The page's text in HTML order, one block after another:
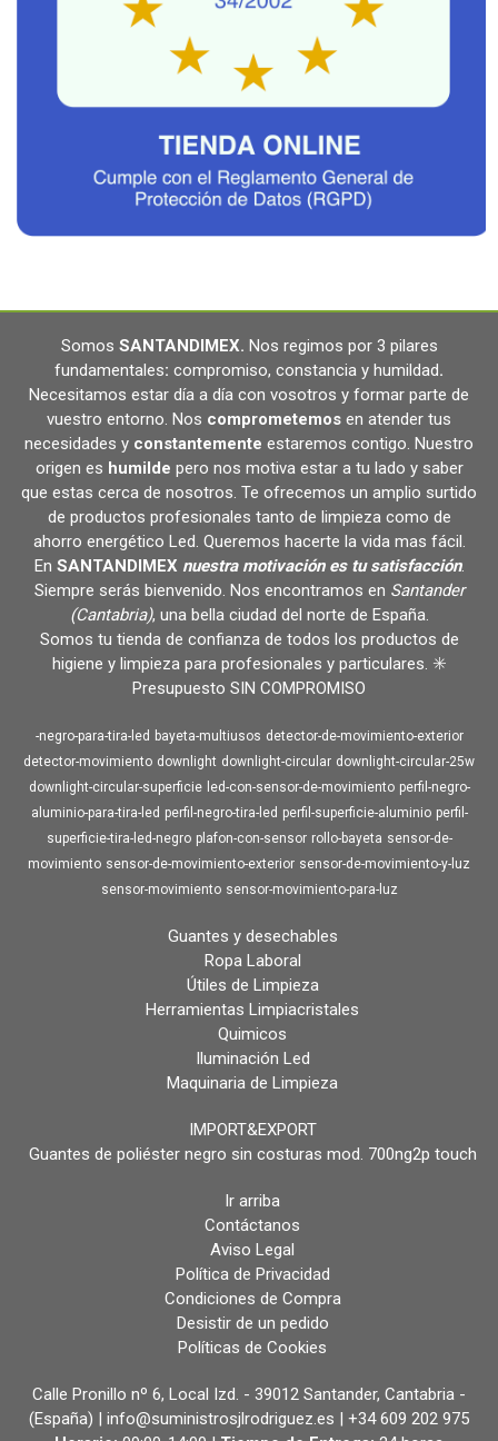
Somos SANTANDIMEX. Nos regimos por 3 pilares
fundamentales: compromiso, constancia y humildad.
Necesitamos estar día a día con vosotros y formar parte de
vuestro entorno. Nos comprometemos en atender tus
necesidades y constantemente estaremos contigo. Nuestro
origen es humilde pero nos motiva estar a tu lado y saber
que estas cerca de nosotros. Te ofrecemos un amplio surtido
de productos profesionales tanto de limpieza como de
ahorro energético Led. Queremos hacerte la vida mas fácil.
En SANTANDIMEX nuestra motivación es tu satisfacción.
Siempre serás bienvenido. Nos encontramos en Santander
(Cantabria), una bella ciudad del norte de España.
Somos tu tienda de confianza de todos los productos de
higiene y limpieza para profesionales y particulares. ✳️
Presupuesto SIN COMPROMISO
-negro-para-tira-led bayeta-multiusos detector-de-movimiento-exterior
detector-movimiento downlight downlight-circular downlight-circular-25w
downlight-circular-superficie
led-con-sensor-de-movimiento perfil-negro-
aluminio-para-tira-led perfil-negro-tira-led perfil-superficie-aluminio perfil-
superficie-tira-led-negro plafon-con-sensor rollo-bayeta sensor-de-
movimiento sensor-de-movimiento-exterior sensor-de-movimiento-y-luz
sensor-movimiento sensor-movimiento-para-luz
Guantes y desechables
Ropa Laboral
Útiles de Limpieza
Herramientas Limpiacristales
Quimicos
Iluminación Led
Maquinaria de Limpieza
IMPORT&EXPORT
Guantes de poliéster negro sin costuras mod. 700ng2p touch
Ir arriba
Contáctanos
Aviso Legal
Política de Privacidad
Condiciones de Compra
Desistir de un pedido
Políticas de Cookies
Calle Pronillo nº 6, Local Izd. - 39012 Santander, Cantabria -
(España) | info@suministrosjlrodriguez.es | +34 609 202 975